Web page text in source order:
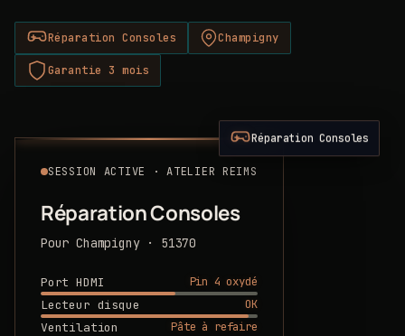
Réparation Consoles Champigny
Garantie 3 mois
SESSION ACTIVE · ATELIER REIMS
Réparation Consoles
Pour Champigny · 51370
Port HDMI
Pin 4 oxydé
Lecteur disque
OK
Ventilation
Pâte à refaire
Réparation Consoles